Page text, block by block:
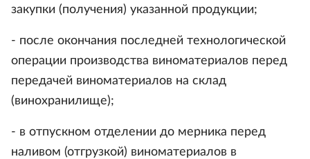
закупки (получения) указанной продукции;
- после окончания последней технологической
операции производства виноматериалов перед
передачей виноматериалов на склад
(винохранилище);
- в отпускном отделении до мерника перед
наливом (отгрузкой) виноматериалов в